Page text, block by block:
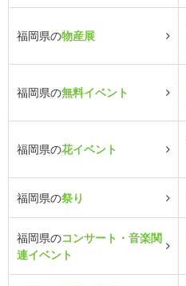
福岡県の物産展
福岡県の無料イベント
福岡県の花イベント
福岡県の祭り
福岡県のコンサート・音楽関
連イベント